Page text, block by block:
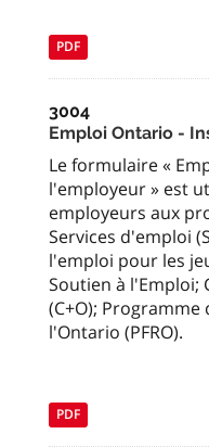
PDF
3004
Emploi Ontario -
Le formulaire «
l'employeur » est
employeurs aux
Services d'emploi
l'emploi pour les
Soutien à l'Emploi;
(C+O);
l'Ontario (PFRO).
PDF